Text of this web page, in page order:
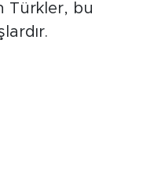
Türkler, bu